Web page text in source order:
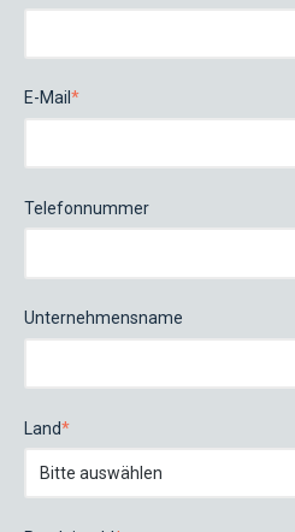
E-Mail *
Telefonnummer
Unternehmensname
Land*